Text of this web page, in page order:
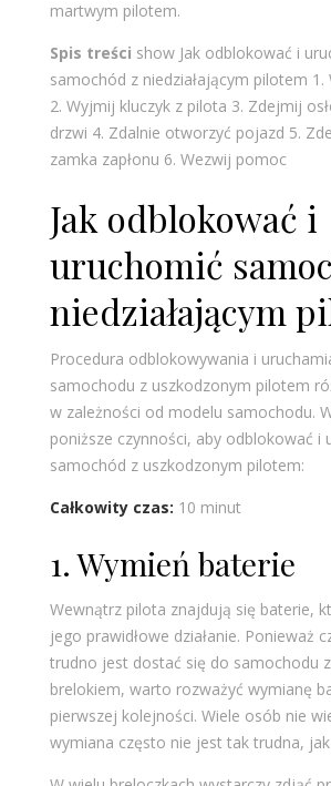
martwym pilotem.
Spis treści show Jak odblokować i
samochód z niedziałającym pilotem 1.
2. Wyjmij kluczyk z pilota 3. Zdejmij
drzwi 4. Zdalnie otworzyć pojazd 5.
zamka zapłonu 6. Wezwij pomoc
Jak odblokować i
uruchomić
niedziałającym
Procedura odblokowywania i
samochodu z uszkodzonym pilotem
w zależności od modelu samochodu.
poniższe czynności, aby odblokować i
samochód z uszkodzonym pilotem:
Całkowity czas: 10 minut
1. Wymień baterie
Wewnątrz pilota znajdują się baterie,
jego prawidłowe działanie. Ponieważ
trudno jest dostać się do samochodu
brelokiem, warto rozważyć wymianę
pierwszej kolejności. Wiele osób nie
wymiana często nie jest tak trudna,